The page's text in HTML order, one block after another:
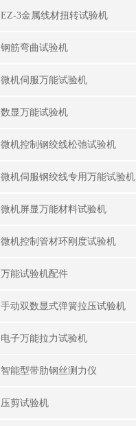
EZ-3金属线材扭转试验机
钢筋弯曲试验机
微机伺服万能试验机
数显万能试验机
微机控制钢绞线松弛试验机
微机伺服钢绞线专用万能试验机
微机屏显万能材料试验机
微机控制管材环刚度试验机
万能试验机配件
手动双数显式弹簧拉压试验机
电子万能拉力试验机
智能型带肋钢丝测力仪
压剪试验机